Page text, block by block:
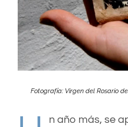
Fotografía: Virgen del Rosario
n año más, se